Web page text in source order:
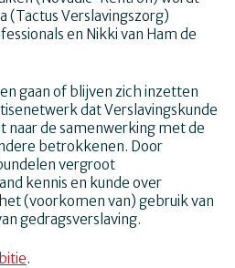
(Tactus Verslavingszorg)
en Nikki van Ham de
gaan of blijven zich inzetten
dat Verslavingskunde
naar de samenwerking met de
betrokkenen. Door
vergroot
kennis en kunde over
(voorkomen van) gebruik van
gedragsverslaving.
.